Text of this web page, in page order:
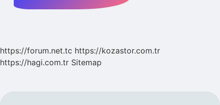
https://forum.net.tc https://kozastor.com.tr
https://hagi.com.tr Sitemap